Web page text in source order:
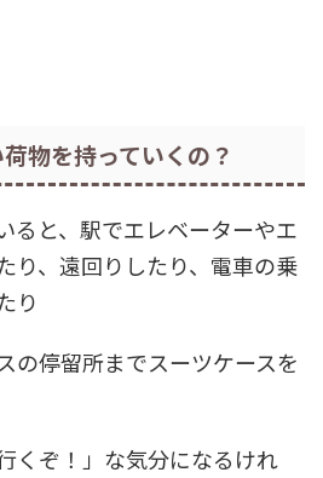
物を持っていくの？
ると、駅でエレベーターやエ
り、遠回りしたり、電車の乗
り
の停留所までスーツケースを
くぞ！」な気分になるけれ